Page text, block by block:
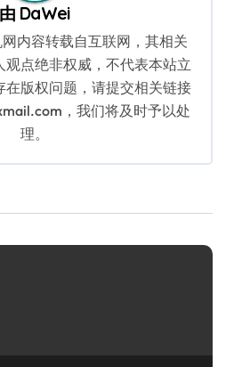
由 DaWei
网内容转载自互联网，其相关
观点绝非权威，不代表本站立
在版权问题，请提交相关链接
，我们将及时予以处
理。